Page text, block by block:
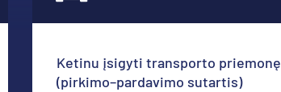
Ketinu įsigyti transporto priemonę
(pirkimo–pardavimo sutartis)